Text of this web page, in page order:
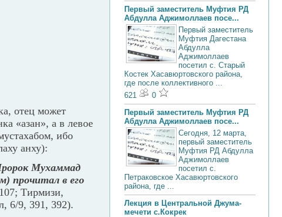
отец может
«азан», а в левое
ибо
анху):
Мухаммад
прочитал в его
Тирмизи,
6/9, 391, 392).
Первый заместитель Муфтия РД
Абдулла Аджимоллаев посе...
Первый заместитель
Муфтия Дагестана
Абдулла
Аджимоллаев
посетил с. Старый
Костек Хасавюртовского района,
где после коллективного ...
621
0
Первый заместитель Муфтия РД
Абдулла Аджимоллаев посе...
Сегодня, 12 марта,
первый заместитель
Муфтия РД Абдулла
Аджимоллаев
посетил с.
Петраковское Хасавюртовского
района, где ...
Лекция в Центральной Джума-
мечети с.Кокрек